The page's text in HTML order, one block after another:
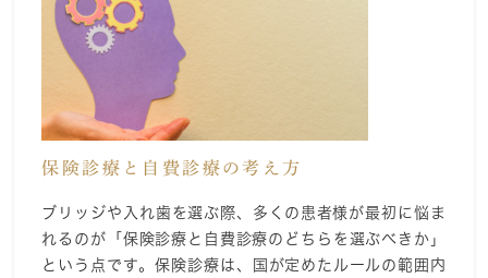
保険診療と自費診療の考え方
ブリッジや入れ歯を選ぶ際、多くの患者様が最初に悩ま
れるのが「保険診療と自費診療のどちらを選ぶべきか」
という点です。保険診療は、国が定めたルールの範囲内